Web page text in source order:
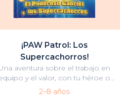
¡PAW Patrol: Los
Supercachorros!
aventura sobre el trabajo en
y el valor, con tu héroe o
heroína y los Supercachorros de
2–8 años